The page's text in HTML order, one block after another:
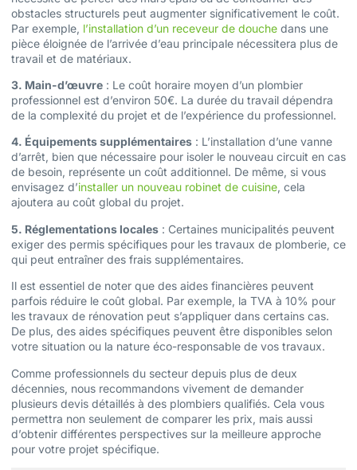
obstacles structurels peut augmenter significativement le coût.
Par exemple, l’installation d’un receveur de douche dans une
pièce éloignée de l’arrivée d’eau principale nécessitera plus de
travail et de matériaux.
3. Main-d’œuvre : Le coût horaire moyen d’un plombier
professionnel est d’environ 50€. La durée du travail dépendra
de la complexité du projet et de l’expérience du professionnel.
4. Équipements supplémentaires : L’installation d’une vanne
d’arrêt, bien que nécessaire pour isoler le nouveau circuit en cas
de besoin, représente un coût additionnel. De même, si vous
envisagez d’installer un nouveau robinet de cuisine, cela
ajoutera au coût global du projet.
5. Réglementations locales : Certaines municipalités peuvent
exiger des permis spécifiques pour les travaux de plomberie, ce
qui peut entraîner des frais supplémentaires.
Il est essentiel de noter que des aides financières peuvent
parfois réduire le coût global. Par exemple, la TVA à 10% pour
les travaux de rénovation peut s’appliquer dans certains cas.
De plus, des aides spécifiques peuvent être disponibles selon
votre situation ou la nature éco-responsable de vos travaux.
Comme professionnels du secteur depuis plus de deux
décennies, nous recommandons vivement de demander
plusieurs devis détaillés à des plombiers qualifiés. Cela vous
permettra non seulement de comparer les prix, mais aussi
d’obtenir différentes perspectives sur la meilleure approche
pour votre projet spécifique.